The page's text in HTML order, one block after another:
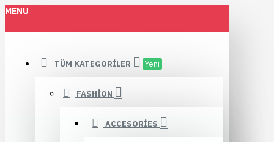
MENU
TÜM KATEGORILER Yeni
FASHION
ACCESORIES